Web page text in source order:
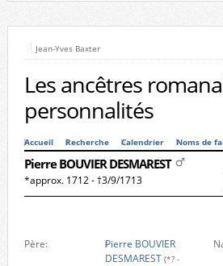
Jean-Yves Baxter
Les ancêtres
personnalités
Accueil Recherche Calendrier Noms de
Pierre BOUVIER DESMAREST
*approx. 1712 - †3/9/1713
Père:
Pierre BOUVIER
DESMAREST (*? -